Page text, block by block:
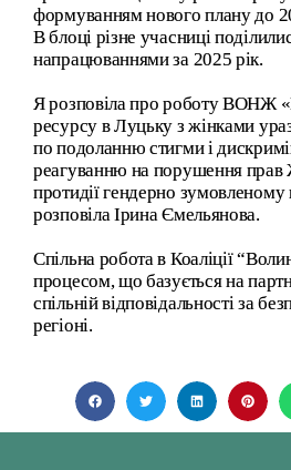
формуванням нового плану до
В блоці різне учасниці
напрацюваннями за 2025 рік.
Я розповіла про роботу ВОНЖ
ресурсу в Луцьку з жінками
по подоланню стигми і
реагуванню на порушення
протидії гендерно зумовленому
розповіла Ірина Ємельянова.
Спільна робота в Коаліції
процесом, що базується на
спільній відповідальності за
регіоні.